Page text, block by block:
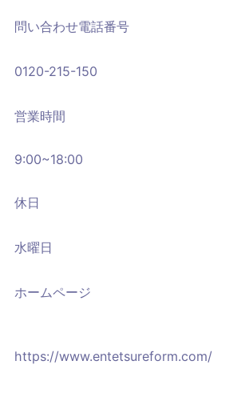
問い合わせ電話番号
0120-215-150
営業時間
9:00~18:00
休日
水曜日
ホームページ
https://www.entetsureform.com/